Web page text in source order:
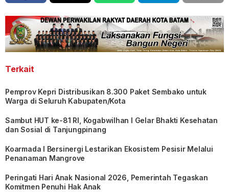
Terkait
Pemprov Kepri Distribusikan 8.300 Paket Sembako untuk
Warga di Seluruh Kabupaten/Kota
Sambut HUT ke-81 RI, Kogabwilhan I Gelar Bhakti Kesehatan
dan Sosial di Tanjungpinang
Koarmada I Bersinergi Lestarikan Ekosistem Pesisir Melalui
Penanaman Mangrove
Peringati Hari Anak Nasional 2026, Pemerintah Tegaskan
Komitmen Penuhi Hak Anak